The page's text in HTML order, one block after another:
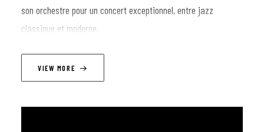
son orchestre pour un concert exceptionnel, entre jazz
classique et moderne.
Dans un contexte où les tensions et les dérives autoritaires
réapparaissent, ce moment résonne avec une force
particulière. La défense de la démocratie, de la liberté et des
VIEW MORE